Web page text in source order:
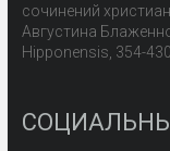
сочинений
Августина
Hipponensis, 354-